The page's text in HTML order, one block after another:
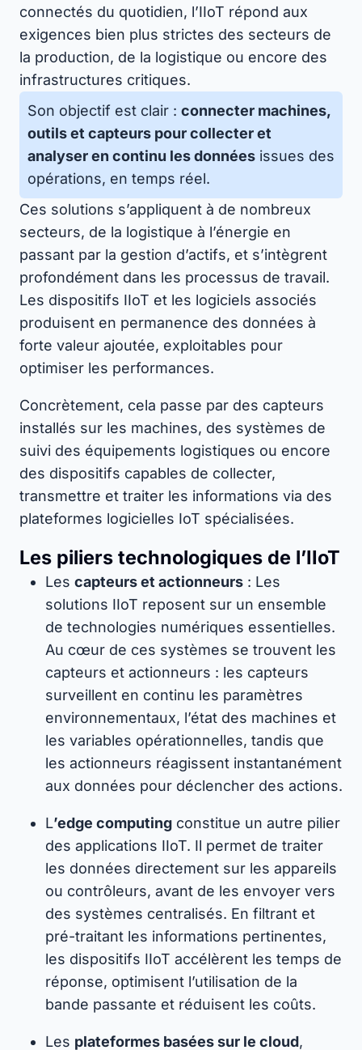
connectés du quotidien, l’IIoT répond aux
exigences bien plus strictes des secteurs de
la production, de la logistique ou encore des
infrastructures critiques.
Son objectif est clair : connecter machines,
outils et capteurs pour collecter et
analyser en continu les données issues des
opérations, en temps réel.
Ces solutions s’appliquent à de nombreux
secteurs, de la logistique à l’énergie en
passant par la gestion d’actifs, et s’intègrent
profondément dans les processus de travail.
Les dispositifs IIoT et les logiciels associés
produisent en permanence des données à
forte valeur ajoutée, exploitables pour
optimiser les performances.
Concrètement, cela passe par des capteurs
installés sur les machines, des systèmes de
suivi des équipements logistiques ou encore
des dispositifs capables de collecter,
transmettre et traiter les informations via des
plateformes logicielles IoT spécialisées.
Les piliers technologiques de l’IIoT
Les capteurs et actionneurs : Les
solutions IIoT reposent sur un ensemble
de technologies numériques essentielles.
Au cœur de ces systèmes se trouvent les
capteurs et actionneurs : les capteurs
surveillent en continu les paramètres
environnementaux, l’état des machines et
les variables opérationnelles, tandis que
les actionneurs réagissent instantanément
aux données pour déclencher des actions.
L’edge computing constitue un autre pilier
des applications IIoT. Il permet de traiter
les données directement sur les appareils
ou contrôleurs, avant de les envoyer vers
des systèmes centralisés. En filtrant et
pré-traitant les informations pertinentes,
les dispositifs IIoT accélèrent les temps de
réponse, optimisent l’utilisation de la
bande passante et réduisent les coûts.
Les plateformes basées sur le cloud,